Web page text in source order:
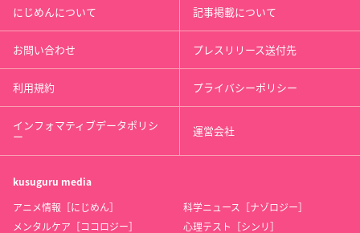
にじめんについて 記事掲載について
お問い合わせ プレスリリース送付先
利用規約 プライバシーポリシー
インフォマティブデータポリシ
ー 運営会社
kusuguru media
アニメ情報［にじめん］
科学ニュース［ナゾロジー］
メンタルケア［ココロジー］
心理テスト［シンリ］